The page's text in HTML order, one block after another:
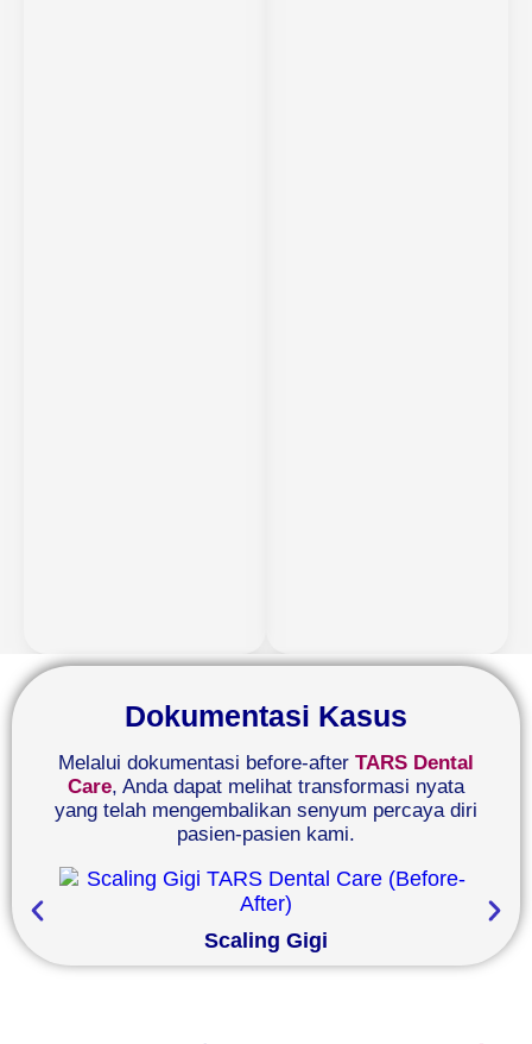
Dokumentasi Kasus
Melalui dokumentasi before-after TARS Dental
Care, Anda dapat melihat transformasi nyata
yang telah mengembalikan senyum percaya diri
pasien-pasien kami.
Scaling Gigi